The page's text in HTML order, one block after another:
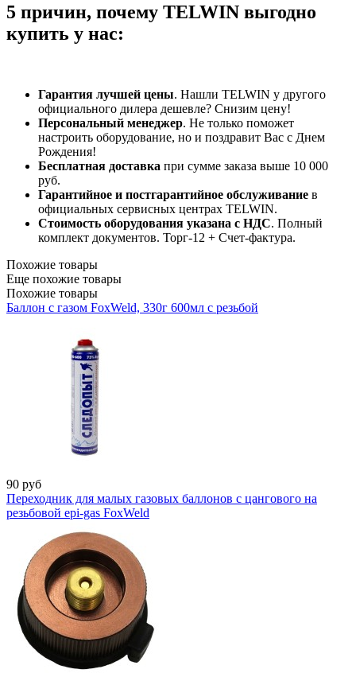
5 причин, почему TELWIN выгодно
купить у нас:
Гарантия лучшей цены. Нашли TELWIN у другого
официального дилера дешевле? Снизим цену!
Персональный менеджер. Не только поможет
настроить оборудование, но и поздравит Вас с Днем
Рождения!
Бесплатная доставка при сумме заказа выше 10 000
руб.
Гарантийное и постгарантийное обслуживание в
официальных сервисных центрах TELWIN.
Стоимость оборудования указана с НДС. Полный
комплект документов. Торг-12 + Счет-фактура.​
Похожие товары
Еще похожие товары
Похожие товары
Баллон c газом FoxWeld, 330г 600мл с резьбой
90 руб
Переходник для малых газовых баллонов с цангового на
резьбовой epi-gas FoxWeld